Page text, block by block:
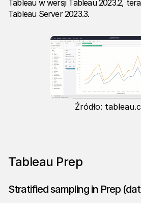
Tableau w wersji Tableau 2023.2,
Tableau Server 2023.3.
Źródło:
Tableau Prep
Stratified sampling in Prep